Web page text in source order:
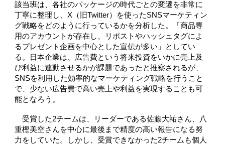
該当班は、各社のパッケージの時代ごとの変遷を非常に
丁寧に整理し、X（旧Twitter）を使ったSNSマーケティン
グ戦略をどのように行っているかを分析した。「商品専
用のアカウントが存在し、リポストやハッシュタグによ
るプレゼント企画を中心とした宣伝が多い」としてい
る。日本企業は、広告費という将来投資をいかに売上及
び利益に連動させるかが課題であったと推察されるが、
SNSを利用した効率的なマーケティング戦略を行うこと
で、少ない広告費で高い売上や利益を実現することも可
能となろう。
受賞した2チームは、リーダーである佐藤大祐さん、八
重樫美空さんを中心に最後まで精度の高い報告になる努
力をしていた。しかし、受賞できなかった2チームも個人